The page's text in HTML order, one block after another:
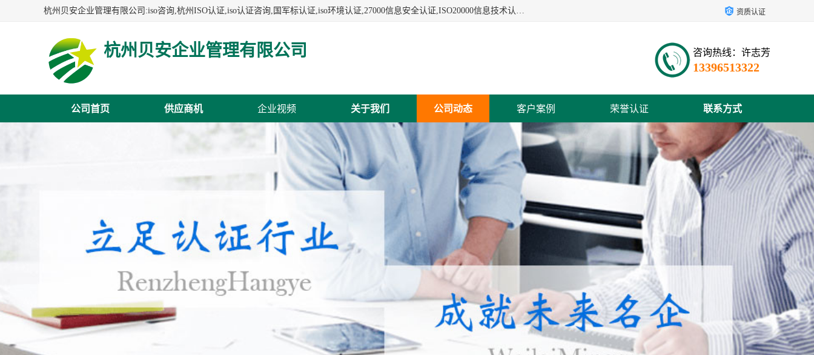
杭州贝安企业管理有限公司:iso咨询,杭州ISO认证,iso认证咨询,国军标认证,iso环境认证,27000信息安全认证,ISO20000信息技术认证,口罩检测报告,32610检测报告,CCRC认证,ISO50001认证,ITSS认证,两化融合认证,出口口罩检测报告等认证代理服务,本公司有近10年的体系咨询经验,能业务覆盖范围南到海南三亚北到新疆阿克苏. 资质认证
杭州贝安企业管理有限公司 咨询热线：许志芳
13396513322
公司首页 供应商机 企业视频 关于我们 公司动态 客户案例 荣誉认证 联系方式